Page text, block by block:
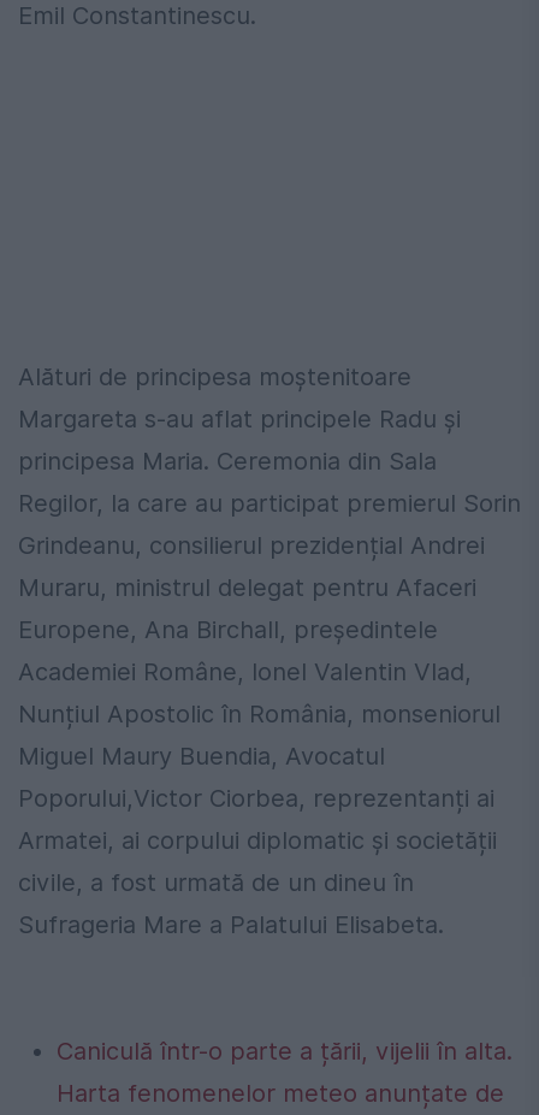
Emil Constantinescu.
Alături de principesa moștenitoare
Margareta s-au aflat principele Radu și
principesa Maria. Ceremonia din Sala
Regilor, la care au participat premierul Sorin
Grindeanu, consilierul prezidențial Andrei
Muraru, ministrul delegat pentru Afaceri
Europene, Ana Birchall, președintele
Academiei Române, Ionel Valentin Vlad,
Nunțiul Apostolic în România, monseniorul
Miguel Maury Buendia, Avocatul
Poporului,Victor Ciorbea, reprezentanți ai
Armatei, ai corpului diplomatic și societății
civile, a fost urmată de un dineu în
Sufrageria Mare a Palatului Elisabeta.
Caniculă într-o parte a țării, vijelii în alta.
Harta fenomenelor meteo anunțate de